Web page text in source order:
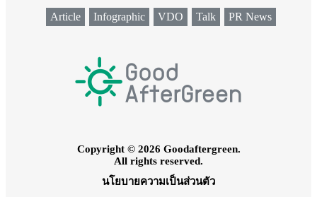
Article Infographic VDO Talk PR News
Copyright © 2026 Goodaftergreen.
All rights reserved.
นโยบายความเป็นส่วนตัว